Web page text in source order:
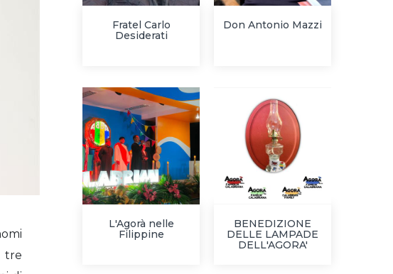
tre
Fratel Carlo
Desiderati
Don Antonio Mazzi
L'Agorà nelle
Filippine
BENEDIZIONE
DELLE LAMPADE
DELL'AGORA'